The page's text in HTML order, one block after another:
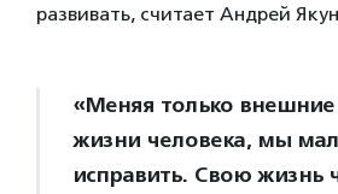
развивать, считает Андрей
«Меняя только внешние
жизни человека, мы
исправить. Свою жизнь